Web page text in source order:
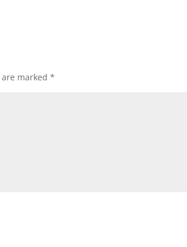
are marked*